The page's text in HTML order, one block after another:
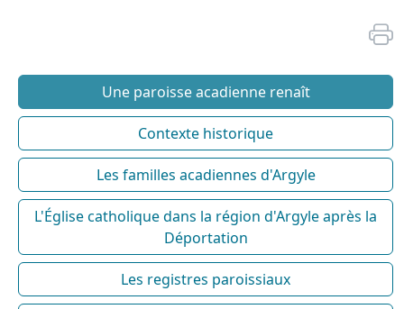
Une paroisse acadienne renaît
Contexte historique
Les familles acadiennes d'Argyle
L'Église catholique dans la région d'Argyle après la
Déportation
Les registres paroissiaux